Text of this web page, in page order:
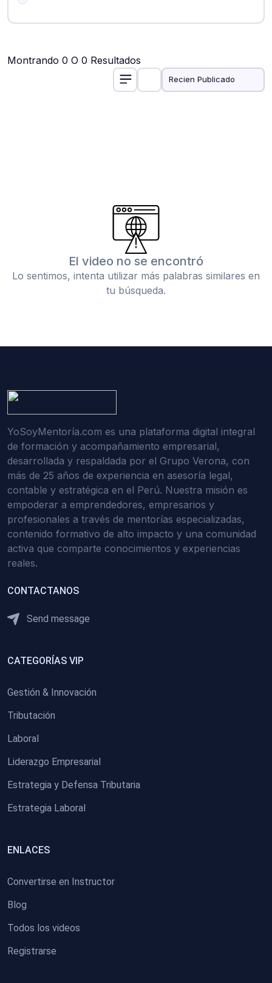
Montrando 0 O 0 Resultados
El video no se encontró
Lo sentimos, intenta utilizar más palabras similares en
tu búsqueda.
YoSoyMentoría.com es una plataforma digital integral
de formación y acompañamiento empresarial,
desarrollada y respaldada por el Grupo Verona, con
más de 25 años de experiencia en asesoría legal,
contable y estratégica en el Perú. Nuestra misión es
empoderar a emprendedores, empresarios y
profesionales a través de mentorías especializadas,
contenido formativo de alto impacto y una comunidad
activa que comparte conocimientos y experiencias
reales.
CONTACTANOS
Send message
CATEGORÍAS VIP
Gestión & Innovación
Tributación
Laboral
Liderazgo Empresarial
Estrategia y Defensa Tributaria
Estrategia Laboral
ENLACES
Convertirse en Instructor
Blog
Todos los videos
Registrarse